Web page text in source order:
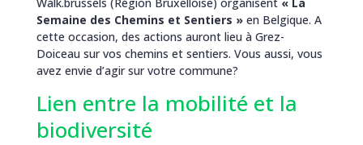
Semaine des Chemins et Sentiers »en Belgique. A
cette occasion, des actions auront lieu à Grez-
Doiceau sur vos chemins et sentiers. Vous aussi, vous
avez envie d’agir sur votre commune?
Lien entre la mobilité et la
biodiversité